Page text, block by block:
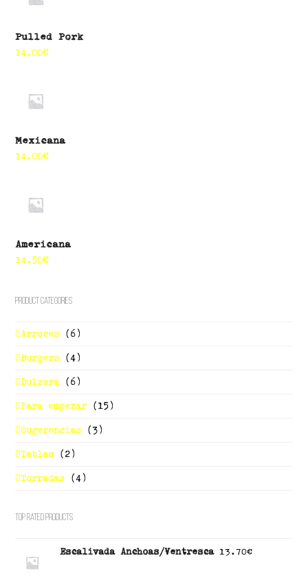
Pulled Pork
14.00€
Mexicana
14.00€
Americana
14.50€
Product Categories
Arroces (6)
Burgers (4)
Dulzura (6)
Para empezar (15)
Sugerencias (3)
Tablas (2)
Torradas (4)
Top Rated Products
Escalivada Anchoas/Ventresca 13.70€